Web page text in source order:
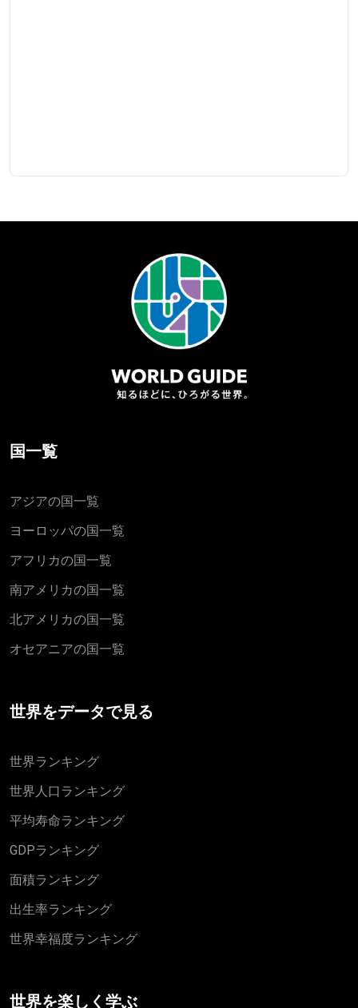
国一覧
アジアの国一覧
ヨーロッパの国一覧
アフリカの国一覧
南アメリカの国一覧
北アメリカの国一覧
オセアニアの国一覧
世界をデータで見る
世界ランキング
世界人口ランキング
平均寿命ランキング
GDPランキング
面積ランキング
出生率ランキング
世界幸福度ランキング
世界を楽しく学ぶ